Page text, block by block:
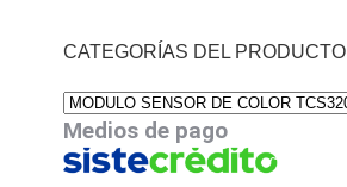
CATEGORÍAS DEL PRODUCTO
Medios de pago